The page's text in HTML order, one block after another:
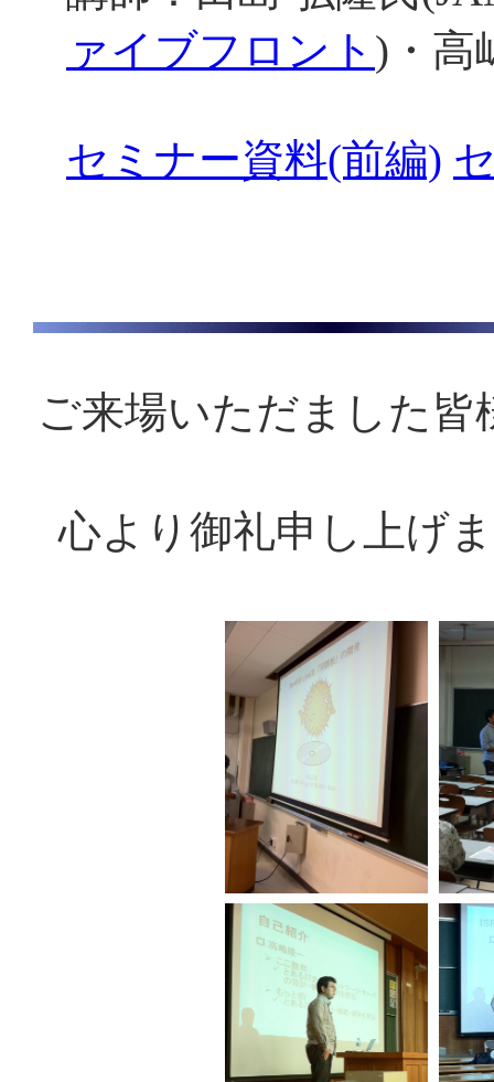
ァイブフロント )・高
セミナー資料(前編)
ご来場いただました
心より御礼申し上げ